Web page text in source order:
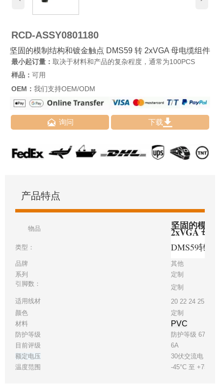
RCD-ASSY0801180
坚固的模制结构和镀金触点 DMS59 转 2xVGA 母电缆组件
最小起订量： 取决于材料和产品的复杂程度，通常为100PCS
样品： 可用
OEM： 我们支持OEM/ODM
 询问 下载
产品特点
物品 坚固的模制
2xVGA 母
类型： DMS59转
品牌
其他
系列
定制
引脚数：
定制
适用线材
20 22 24 25
颜色
定制
材料
PVC
防护等级
防护等级 67
目前评级
6A
额定电压
30伏交流电
温度范围
-45°C 至 +75°C